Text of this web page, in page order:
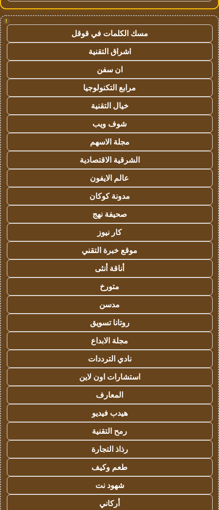
!
مسك الكلمات في قوقل
اشراق التقنية
ان سفن
مرابع التكنولوجيا
خيال التقنية
شوف ويب
مجلة الاسهم
الشرقية الاقتصادية
عالم الايفون
مدونة كوكان
صحيفة نهج
كار نيوز
موقع خبرة التقني
أناقة أنثى
متورخ
مدسن
روتانا تسويق
مجلة الابداع
نادي الترددات
استشارات اون لاين
المعارف
هيدب فيديو
رمح التقنية
رذاذ التجارة
طعم وكيف
شهود نت
أركاني